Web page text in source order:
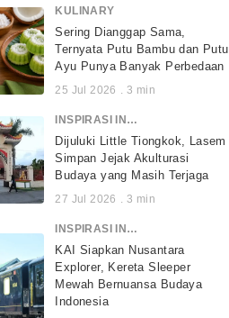
KULINARY
Sering Dianggap Sama,
Ternyata Putu Bambu dan Putu
Ayu Punya Banyak Perbedaan
25 Jul 2026 . 3 min
INSPIRASI INDONESIA
Dijuluki Little Tiongkok, Lasem
Simpan Jejak Akulturasi
Budaya yang Masih Terjaga
27 Jul 2026 . 3 min
INSPIRASI INDONESIA
KAI Siapkan Nusantara
Explorer, Kereta Sleeper
Mewah Bernuansa Budaya
Indonesia